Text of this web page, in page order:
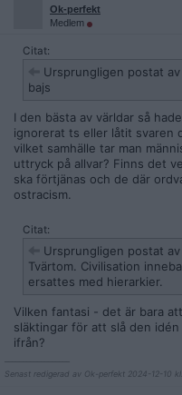
Ok-perfekt
Medlem
Citat:
Ursprungligen postat av
bajs
I den bästa av världar så
ignorerat ts eller låtit svaren
vilket samhälle tar man
uttryck på allvar? Finns det
ska förtjänas och de där
ostracism.
Citat:
Ursprungligen postat av
Tvärtom. Civilisation
ersattes med hierarkier.
Vilken fantasi - det är bara
släktingar för att slå den
ifrån?
Senast redigerad av Ok-perfekt 2024-12-10